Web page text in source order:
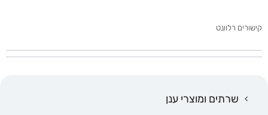
שרתים ומוצרי ענן
קישורים רלוונט